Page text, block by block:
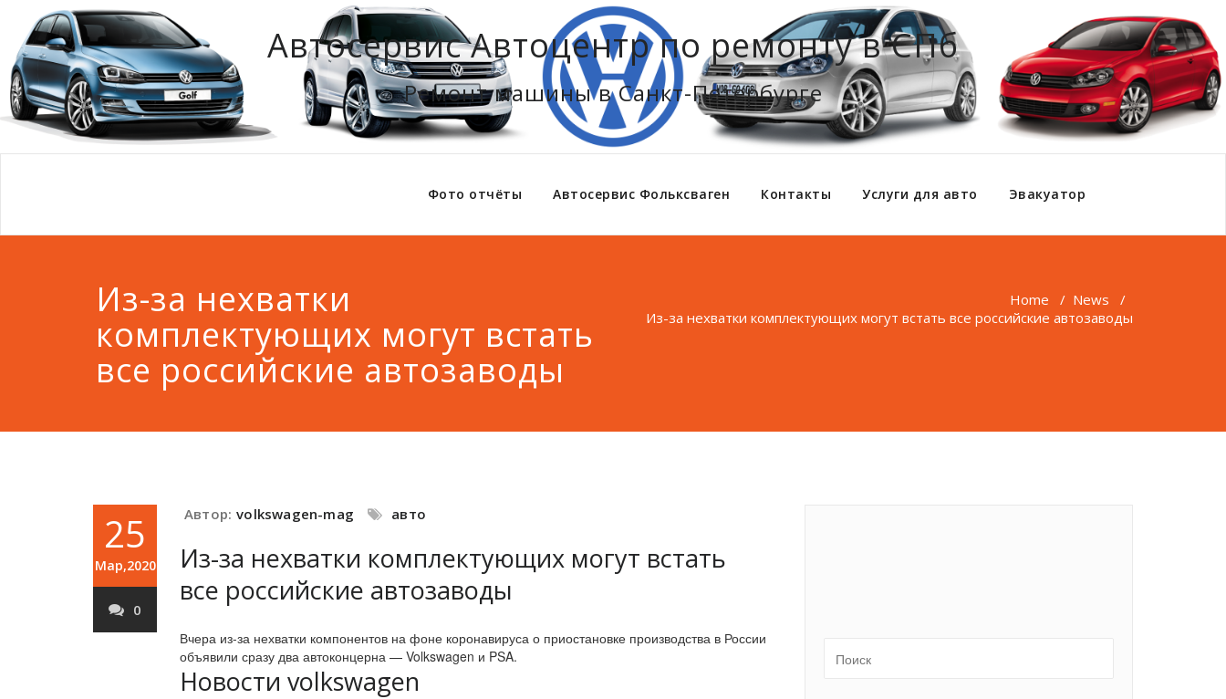
Автосервис Автоцентр по ремонту в СПб
Ремонт машины в Санкт-Петербурге
Фото отчёты Автосервис Фольксваген Контакты Услуги для авто Эвакуатор
Из-за нехватки
комплектующих могут встать
все российские автозаводы
Home / News /
Из-за нехватки комплектующих могут встать все российские автозаводы
25
Мар,2020
0
Автор: volkswagen-mag авто
Из-за нехватки комплектующих могут встать
все российские автозаводы
Вчера из-за нехватки компонентов на фоне коронавируса о приостановке производства в России
объявили сразу два автоконцерна — Volkswagen и PSA.
Новости volkswagen